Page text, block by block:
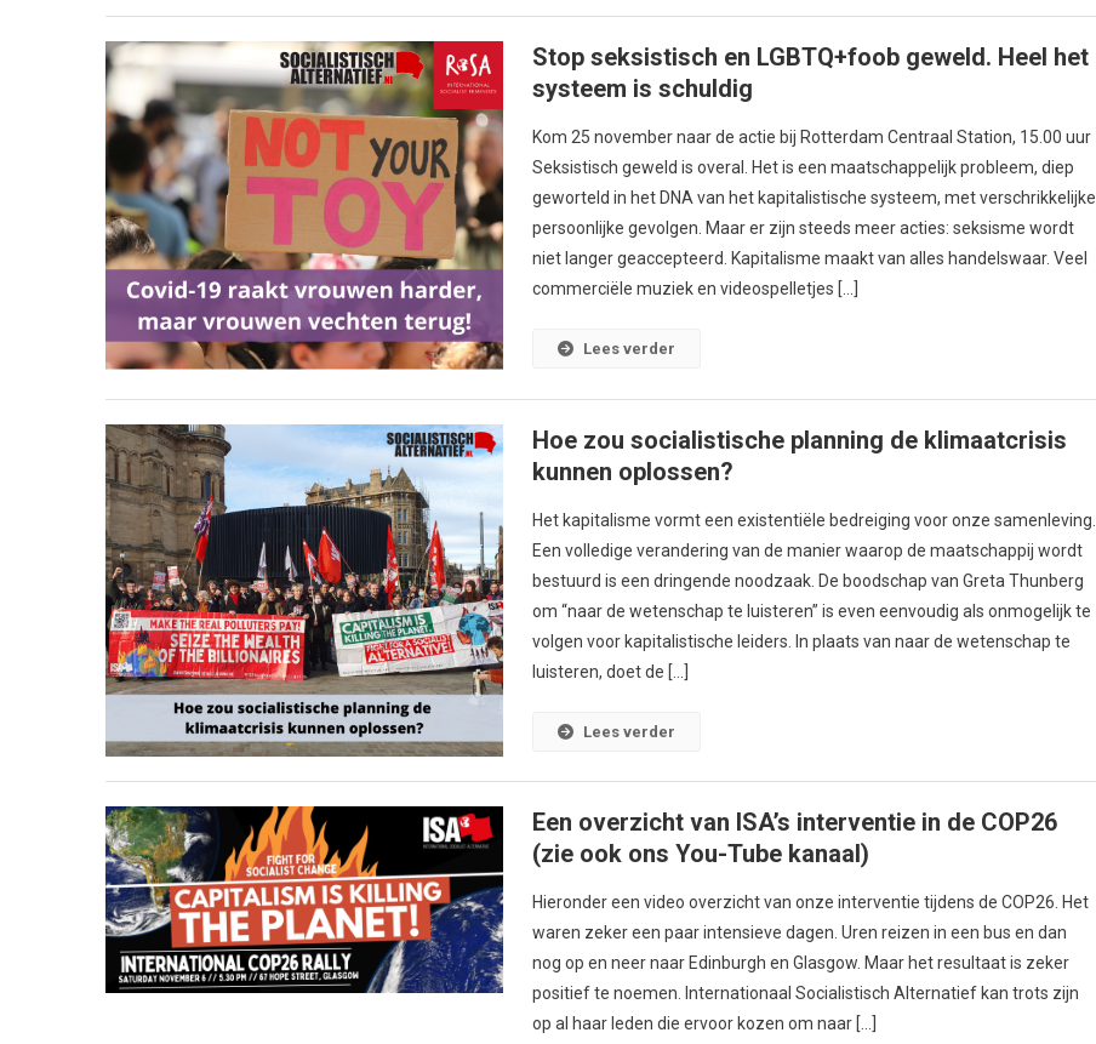
Stop seksistisch en LGBTQ+foob geweld. Heel het
systeem is schuldig
Kom 25 november naar de actie bij Rotterdam Centraal Station, 15.00 uur
Seksistisch geweld is overal. Het is een maatschappelijk probleem, diep
geworteld in het DNA van het kapitalistische systeem, met verschrikkelijke
persoonlijke gevolgen. Maar er zijn steeds meer acties: seksisme wordt
niet langer geaccepteerd. Kapitalisme maakt van alles handelswaar. Veel
commerciële muziek en videospelletjes […]
Lees verder
Hoe zou socialistische planning de klimaatcrisis
kunnen oplossen?
Het kapitalisme vormt een existentiële bedreiging voor onze samenleving.
Een volledige verandering van de manier waarop de maatschappij wordt
bestuurd is een dringende noodzaak. De boodschap van Greta Thunberg
om “naar de wetenschap te luisteren” is even eenvoudig als onmogelijk te
volgen voor kapitalistische leiders. In plaats van naar de wetenschap te
luisteren, doet de […]
Lees verder
Een overzicht van ISA’s interventie in de COP26
(zie ook ons You-Tube kanaal)
Hieronder een video overzicht van onze interventie tijdens de COP26. Het
waren zeker een paar intensieve dagen. Uren reizen in een bus en dan
nog op en neer naar Edinburgh en Glasgow. Maar het resultaat is zeker
positief te noemen. Internationaal Socialistisch Alternatief kan trots zijn
op al haar leden die ervoor kozen om naar […]